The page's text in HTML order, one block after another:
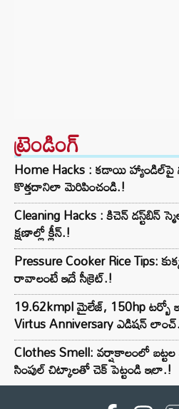
ట్రెండింగ్‌
Home Hacks : కడాయి హ్యాండిల్‌పై
కొత్తదానిలా మెరిపించండి.!
Cleaning Hacks : కిచెన్ డస్ట్‌బిన్
క్షణాల్లో క్లీన్.!
Pressure Cooker Rice Tips:
రావాలంటే ఇదే సీక్రెట్.!
19.62kmpl మైలేజ్, 150hp టర్బో
Virtus Anniversary ఎడిషన్
Clothes Smell: వర్షాకాలంలో
సింపుల్ చిట్కాలతో చెక్ పెట్టండి ఇలా.!